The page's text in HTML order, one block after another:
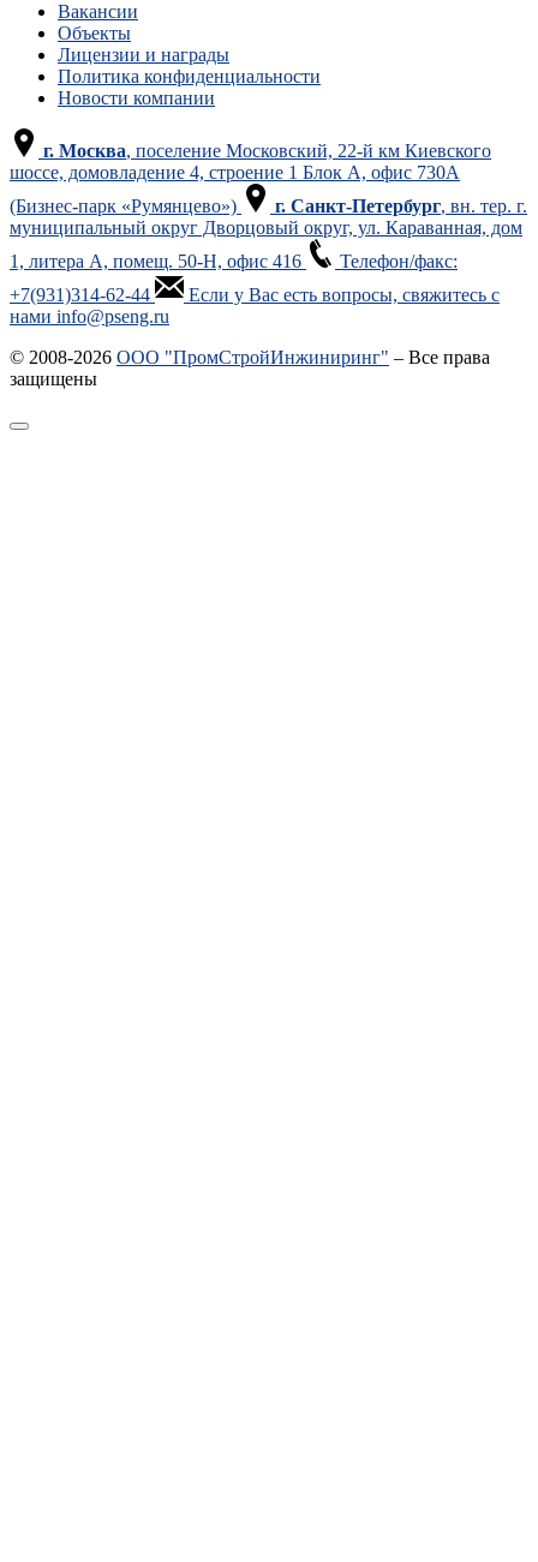
Вакансии
Объекты
Лицензии и награды
Политика конфиденциальности
Новости компании
г. Москва, поселение Московский, 22-й км Киевского
шоссе, домовладение 4, строение 1 Блок А, офис 730А
(Бизнес-парк «Румянцево»)
г. Санкт-Петербург, вн. тер. г.
муниципальный округ Дворцовый округ, ул. Караванная, дом
1, литера А, помещ. 50-Н, офис 416
Телефон/факс:
+7(931)314-62-44
Если у Вас есть вопросы, свяжитесь с
нами info@pseng.ru
© 2008-2026 ООО "ПромСтройИнжиниринг" – Все права
защищены